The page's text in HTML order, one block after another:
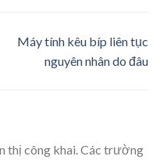
Máy tính kêu bíp liên tục
nguyên nhân do đâu
thị công khai. Các trường